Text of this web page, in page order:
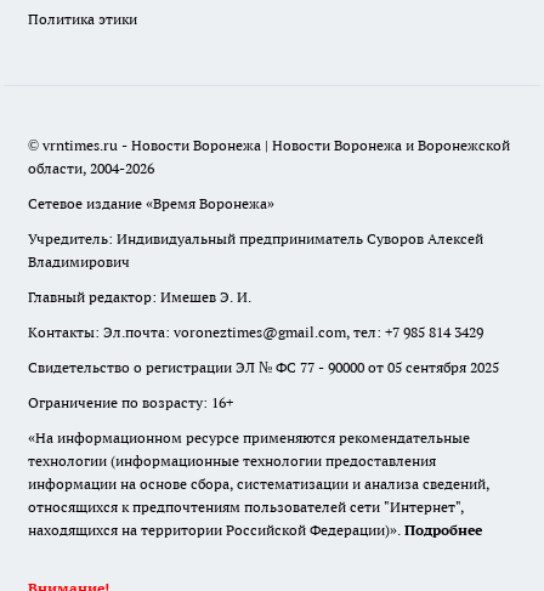
Политика этики
© vrntimes.ru - Новости Воронежа | Новости Воронежа и Воронежской
области, 2004-2026
Сетевое издание «Время Воронежа»
Учредитель: Индивидуальный предприниматель Суворов Алексей
Владимирович
Главный редактор: Имешев Э. И.
Контакты: Эл.почта: voroneztimes@gmail.com, тел: +7 985 814 3429
Свидетельство о регистрации ЭЛ № ФС 77 - 90000 от 05 сентября 2025
Ограничение по возрасту: 16+
«На информационном ресурсе применяются рекомендательные
технологии (информационные технологии предоставления
информации на основе сбора, систематизации и анализа сведений,
относящихся к предпочтениям пользователей сети "Интернет",
находящихся на территории Российской Федерации)». Подробнее